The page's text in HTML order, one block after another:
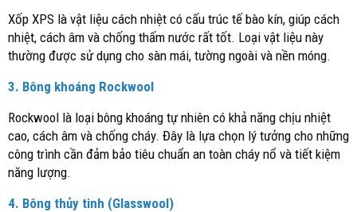
Xốp XPS là vật liệu cách nhiệt có cấu trúc tế bào kín, giúp cách
nhiệt, cách âm và chống thấm nước rất tốt. Loại vật liệu này
thường được sử dụng cho sàn mái, tường ngoài và nền móng.
3. Bông khoáng Rockwool
Rockwool là loại bông khoáng tự nhiên có khả năng chịu nhiệt
cao, cách âm và chống cháy. Đây là lựa chọn lý tưởng cho những
công trình cần đảm bảo tiêu chuẩn an toàn cháy nổ và tiết kiệm
năng lượng.
4. Bông thủy tinh (Glasswool)